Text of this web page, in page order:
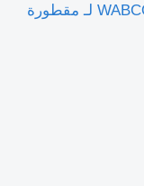
صمام التحكم في الفرامل WABCO 4630320200 لـ مقطورة